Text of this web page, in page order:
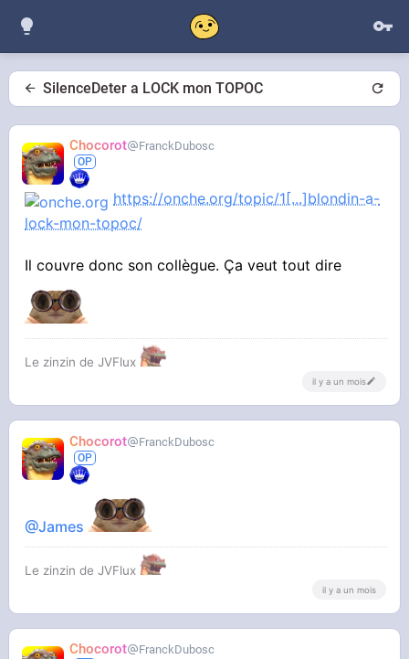
SilenceDeter a LOCK mon TOPOC
Chocorot FranckDubosc
https://onche.org/topic/1[...]blondin-a-
lock-mon-topoc/
Il couvre donc son collègue. Ça veut tout dire
Le zinzin de JVFlux
il y a un mois
Chocorot FranckDubosc
@James
Le zinzin de JVFlux
il y a un mois
Chocorot FranckDubosc